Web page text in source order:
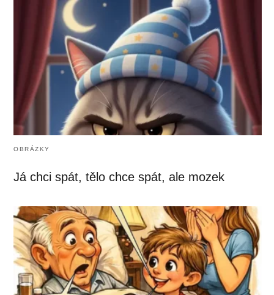
OBRÁZKY
Já chci spát, tělo chce spát, ale mozek